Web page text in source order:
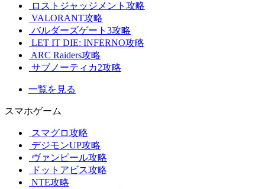
ロストジャッジメント攻略
VALORANT攻略
バルダーズゲート3攻略
LET IT DIE: INFERNO攻略
ARC Raiders攻略
サブノーティカ2攻略
一覧を見る
スマホゲーム
スマグロ攻略
デジモンUP攻略
ヴァンピール攻略
ドットアビス攻略
NTE攻略